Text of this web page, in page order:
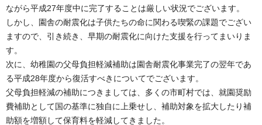
ながら平成27年度中に完了することは厳しい状況でございます。
しかし、園舎の耐震化は子供たちの命に関わる喫緊の課題でござい
ますので、引き続き、早期の耐震化に向けた支援を行ってまいりま
す。
次に、幼稚園の父母負担軽減補助は園舎耐震化事業完了の翌年であ
る平成28年度から復活すべきについてでございます。
父母負担軽減の補助につきましては、多くの市町村では、就園奨励
費補助として国の基準に独自に上乗せし、補助対象を拡大したり補
助額を増額して保育料を軽減してきました。